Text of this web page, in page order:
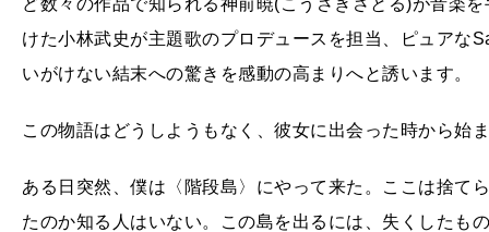
ど数々の作品で知られる神前暁(こうさきさとる)が音楽
けた小林武史が主題歌のプロデュースを担当、ピュアな
いがけない結末への驚きを感動の高まりへと誘います。
この物語はどうしようもなく、彼女に出会った時から始
ある日突然、僕は〈階段島〉にやって来た。ここは捨て
たのか知る人はいない。この島を出るには、失くしたも